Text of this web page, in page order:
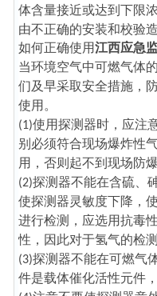
体含量接近或达到下限
由不正确的安装和校验
如何正确使用江西应急
当环境空气中可燃气体
们及早采取安全措施，
使用。
(1)使用探测器时，应注
别必须符合现场爆炸性
用，否则起不到现场防
(2)探测器不能在含硫、
使探测器灵敏度下降，
进行检测，应选用抗毒
性，因此对于氢气的检
(3)探测器不能在可燃气
件是载体催化活性元件